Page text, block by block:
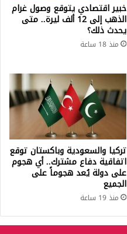
خبير اقتصادي يتوقع وصول غرام
الذهب إلى 12 ألف ليرة.. متى
يحدث ذلك؟
منذ 18 ساعة
تركيا والسعودية وباكستان توقع
اتفاقية دفاع مشترك.. أي هجوم
على دولة يُعد هجوماً على
الجميع
منذ 19 ساعة